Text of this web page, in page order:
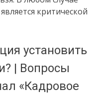
критической
установить
| Вопросы
«Кадровое